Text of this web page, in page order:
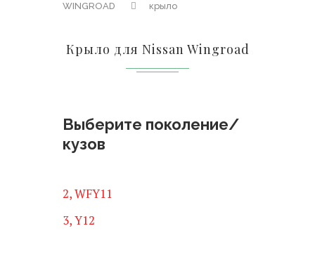
WINGROAD
крыло
Крыло для Nissan Wingroad
Выберите поколение/
кузов
2, WFY11
3, Y12